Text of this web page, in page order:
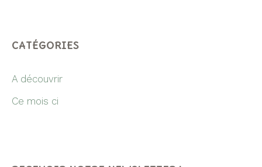
CATÉGORIES
A découvrir
Ce mois ci